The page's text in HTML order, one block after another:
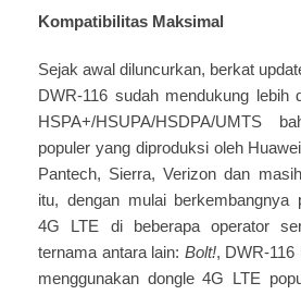
Kompatibilitas Maksimal
Sejak awal diluncurkan, berkat
DWR-116 sudah mendukung lebih
HSPA+/HSUPA/HSDPA/UMTS
populer yang diproduksi oleh
Pantech, Sierra, Verizon dan
itu, dengan mulai berkembangnya
4G LTE di beberapa operator
ternama antara lain: Bolt!, DWR-116
menggunakan dongle 4G LTE